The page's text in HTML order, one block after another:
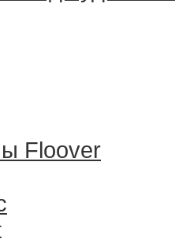
Floover